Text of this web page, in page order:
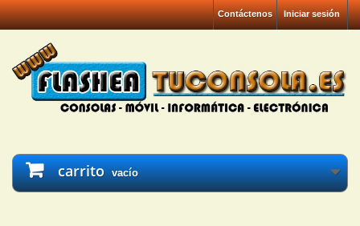
Iniciar sesión
Contáctenos
carrito vacío